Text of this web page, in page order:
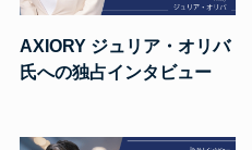
AXIORY ジュリア・オリバ
氏への独占インタビュー